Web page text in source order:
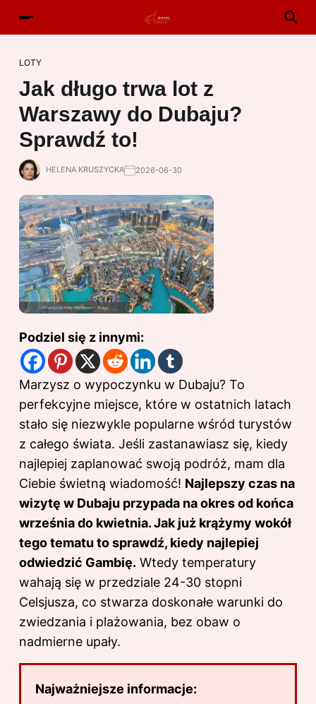
LOTY
Jak długo trwa lot z
Warszawy do Dubaju?
Sprawdź to!
HELENA KRUSZYCKA 2026-06-30
Podziel się z innymi:
Marzysz o wypoczynku w Dubaju? To
perfekcyjne miejsce, które w ostatnich latach
stało się niezwykle popularne wśród turystów
z całego świata. Jeśli zastanawiasz się, kiedy
najlepiej zaplanować swoją podróż, mam dla
Ciebie świetną wiadomość! Najlepszy czas na
wizytę w Dubaju przypada na okres od końca
września do kwietnia. Jak już krążymy wokół
tego tematu to sprawdź, kiedy najlepiej
odwiedzić Gambię. Wtedy temperatury
wahają się w przedziale 24-30 stopni
Celsjusza, co stwarza doskonałe warunki do
zwiedzania i plażowania, bez obaw o
nadmierne upały.
Najważniejsze informacje: